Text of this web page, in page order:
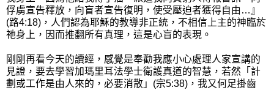
俘虜宣告釋放，向盲者宣告復明，使受壓迫者獲得自由…』
(路4:18)，人們認為耶穌的教導非正統，不相信上主的神臨於
祂身上，因而推翻所有真理，這是心盲的表現。
剛剛再看今天的讀經，感覺是奉勸我應小心處理人家宣講的
見證，要去學習加瑪里耳法學士衛護真道的智慧，若然「計
劃或工作是由人來的，必要消散」(宗5:38)，我又何足掛齒